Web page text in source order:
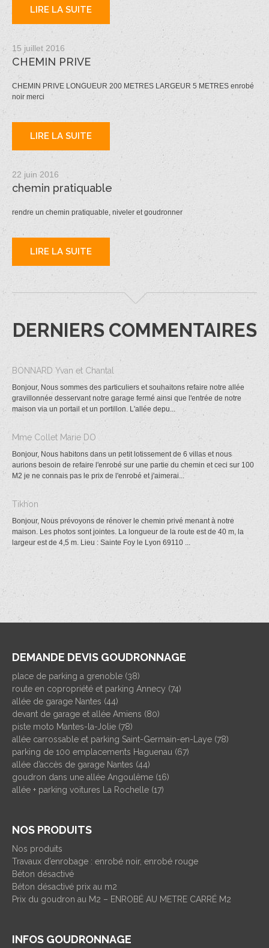
LIRE LA SUITE
15 juillet 2016
CHEMIN PRIVE
CHEMIN PRIVE LONGUEUR 200 METRES LARGEUR 5 METRES enrobé
noir merci
LIRE LA SUITE
22 juin 2016
chemin pratiquable
rendre un chemin pratiquable, niveler et goudronner
LIRE LA SUITE
DERNIERS COMMENTAIRES
BONNARD Yvan et Chantal
Bonjour, Nous sommes des particuliers et souhaitons refaire notre allée
gravillonnée desservant notre garage fermé ainsi que l'entrée de notre
maison via un portail et un portillon. L'allée depu...
Mme Collet Marie DO
Bonjour, Nous habitons dans un petit lotissement de 6 villas et nous
aurions besoin de refaire l'enrobé sur une partie du chemin et ceci sur 100
M2 je ne connais pas le prix de l'enrobé et j'aimerai...
Tikhon
Bonjour, Nous prévoyons de rénover le chemin privé menant à notre
maison. Les photos sont jointes. La longueur de la route est de 40 m, la
largeur est de 4,5 m. Lieu : Sainte Foy le Lyon 69110 ...
DEMANDE DEVIS GOUDRONNAGE
place de parking a grenoble (38)
route en copropriété et parking Annecy (74)
allée de garage Nantes (44)
devant de garage et allée Amiens (80)
piste moto Mantes-la-Jolie (78)
allée carrossable et parking Saint-Germain-en-Laye (78)
parking de 100 emplacements Haguenau (67)
allée d’accès de garage Nantes (44)
goudron dans une allée Angoulême (16)
allée + parking voitures La Rochelle (17)
NOS PRODUITS
Nos produits
Travaux d’enrobage : enrobé noir, enrobé rouge
Béton désactivé
Béton désactivé prix au m2
Prix du goudron au M2 – ENROBÉ AU METRE CARRÉ M2
INFOS GOUDRONNAGE